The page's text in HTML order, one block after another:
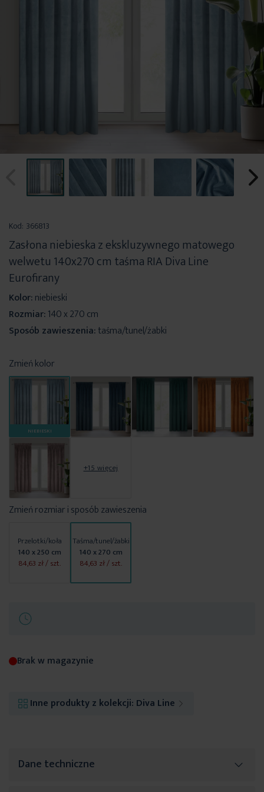
początek
galerii
Kod: 366813
Zasłona niebieska z ekskluzywnego matowego
welwetu 140x270 cm taśma RIA Diva Line
Eurofirany
Kolor:niebieski
Rozmiar:140 x 270 cm
Sposób zawieszenia:taśma/tunel/żabki
Zmień kolor
NIEBIESKI
+15 więcej
Zmień rozmiar i sposób zawieszenia
Przelotki/koła
140 x 250 cm
84,63 zł/ szt.
Taśma/tunel/żabki
140 x 270 cm
84,63 zł/ szt.
Brak w magazynie
Inne produkty z kolekcji: Diva Line
Dane techniczne